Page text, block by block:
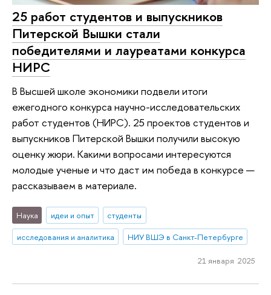
25 работ студентов и выпускников
Питерской Вышки стали
победителями и лауреатами конкурса
НИРС
В Высшей школе экономики подвели итоги
ежегодного конкурса научно-исследовательских
работ студентов (НИРС). 25 проектов студентов и
выпускников Питерской Вышки получили высокую
оценку жюри. Какими вопросами интересуются
молодые ученые и что даст им победа в конкурсе —
рассказываем в материале.
Наука идеи и опыт
студенты
исследования и аналитика
НИУ ВШЭ в Санкт-Петербурге
21 января 2025